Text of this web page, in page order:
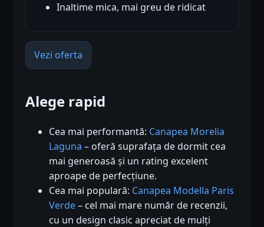
Inaltime mica, mai greu de ridicat
Vezi oferta
Alege rapid
Cea mai performantă: Canapea Morelia
Laguna – oferă suprafața de dormit cea
mai generoasă și un rating excelent
aproape de perfecțiune.
Cea mai populară: Canapea Modella Paris
Verde– cel mai mare număr de recenzii,
cu un design clasic apreciat de mulți